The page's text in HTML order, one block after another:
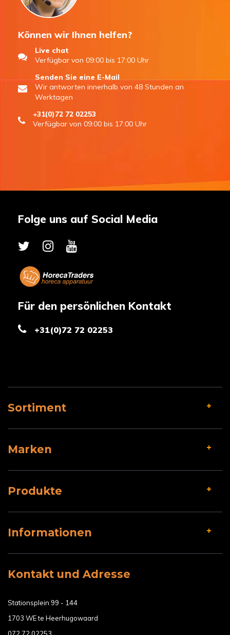
Können wir Ihnen helfen?
Live chat
Verfügbar von 09:00 bis 17:00 Uhr
Senden Sie eine E-Mail
Wir antworten innerhalb von 48 Stunden an
Werktagen
+31(0)72 72 02253
Verfügbar von 09:00 bis 17:00 Uhr
Folge uns auf Social Media
Für den persönlichen Kontakt
+31(0)72 72 02253
Sortiment
Marken
Produkte
Informationen
Kontakt und Adresse
Stationsplein 99 - 144
1703 WE te Heerhugowaard